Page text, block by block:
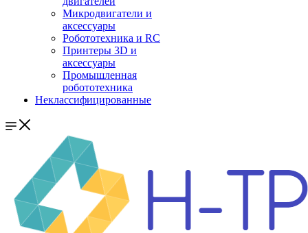
Микродвигатели и
аксессуары
Робототехника и RC
Принтеры 3D и
аксессуары
Промышленная
робототехника
Неклассифицированные